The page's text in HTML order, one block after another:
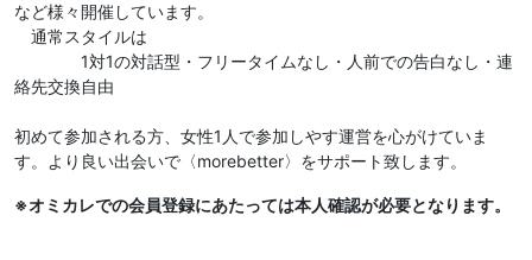
など様々開催しています。
通常スタイルは
1対1の対話型・フリータイムなし・人前での告白なし・連
絡先交換自由
初めて参加される方、女性1人で参加しやす運営を心がけていま
す。より良い出会いで〈morebetter〉をサポート致します。
※オミカレでの会員登録にあたっては本人確認が必要となります。